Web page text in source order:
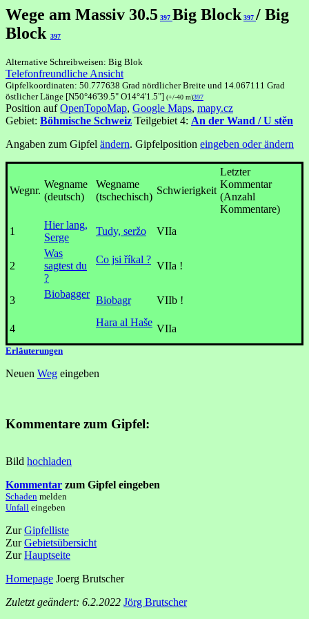
Wege am Massiv 30.5 397 Big Block 397 / Big
Block 397
Alternative Schreibweisen: Big Blok
Telefonfreundliche Ansicht
Gipfelkoordinaten: 50.777638 Grad nördlicher Breite und 14.067111 Grad
östlicher Länge [N50°46'39.5" O14°4'1.5"] (+/-40 m)397
Position aufOpenTopoMap, Google Maps, mapy.cz
Gebiet: Böhmische Schweiz Teilgebiet 4: An der Wand / U stěn
Angaben zum Gipfel ändern. Gipfelposition eingeben oder ändern
Wegnr.
Wegname
(deutsch)
Wegname
(tschechisch)
Schwierigkeit
Letzter
Kommentar
(Anzahl
Kommentare)
1
Hier lang,
Serge
Tudy, seržo VIIa
2
Was
sagtest du
?
Co jsi říkal ?
VIIa !
3
Biobagger
Biobagr VIIb !
4
Hara al Haše
VIIa
Erläuterungen
Neuen Weg eingeben
Kommentare zum Gipfel:
Bild hochladen
Kommentar zum Gipfel eingeben
Schaden melden
Unfall eingeben
ZurGipfelliste
ZurGebietsübersicht
ZurHauptseite
Homepage Joerg Brutscher
Zuletzt geändert: 6.2.2022 Jörg Brutscher